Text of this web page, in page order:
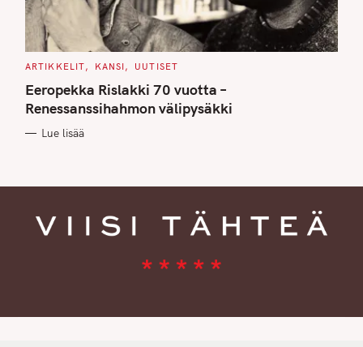
C
T
E
G
O
I
ARTIKKELIT KANSI UUTISET
Eeropekka Rislakki 70 vuotta –
Renessanssihahmon välipysäkki
Lue lisää